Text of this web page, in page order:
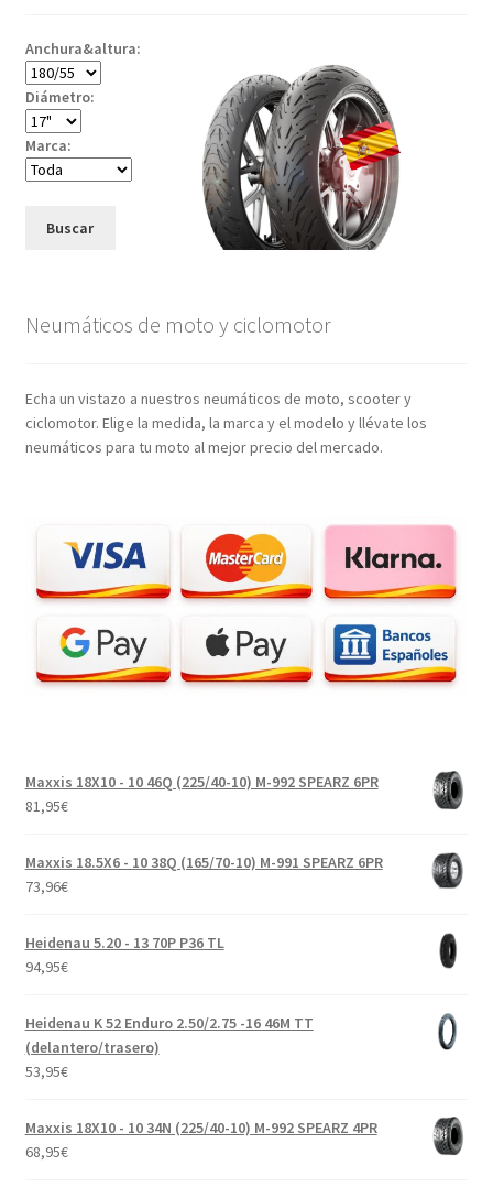
Anchura&altura:
Diámetro:
Marca:
Buscar
Neumáticos de moto y ciclomotor
Echa un vistazo a nuestros neumáticos de moto, scooter y
ciclomotor. Elige la medida, la marca y el modelo y llévate los
neumáticos para tu moto al mejor precio del mercado.
Maxxis 18X10 - 10 46Q (225/40-10) M-992 SPEARZ 6PR
81,95€
Maxxis 18.5X6 - 10 38Q (165/70-10) M-991 SPEARZ 6PR
73,96€
Heidenau 5.20 - 13 70P P36 TL
94,95€
Heidenau K 52 Enduro 2.50/2.75 -16 46M TT
(delantero/trasero)
53,95€
Maxxis 18X10 - 10 34N (225/40-10) M-992 SPEARZ 4PR
68,95€